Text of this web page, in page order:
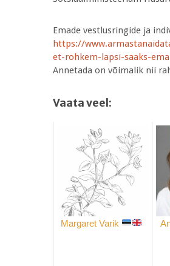
Emade vestlusringide ja
https://
et-rohkem-lapsi-saaks-
Annetada on võimalik nii
Vaata veel:
Margaret Varik